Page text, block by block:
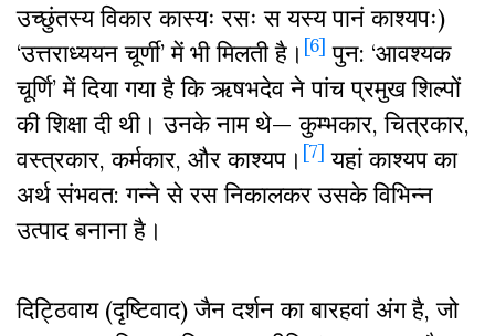
उच्छुंतस्य विकार कास्यः रसः स यस्य पानं काश्यपः)
‘उत्तराध्ययन चूर्णी’ में भी मिलती है। [6] पुन: ‘आवश्यक
चूर्णि’ में दिया गया है कि ऋषभदेव ने पांच प्रमुख शिल्पों
की शिक्षा दी थी। उनके नाम थे— कुम्भकार, चित्रकार,
वस्त्रकार, कर्मकार, और काश्यप। [7] यहां काश्यप का
अर्थ संभवत: गन्ने से रस निकालकर उसके विभिन्न
उत्पाद बनाना है।
दिट्ठ‍िवाय (दृष्टिवाद) जैन दर्शन का बारहवां अंग है, जो